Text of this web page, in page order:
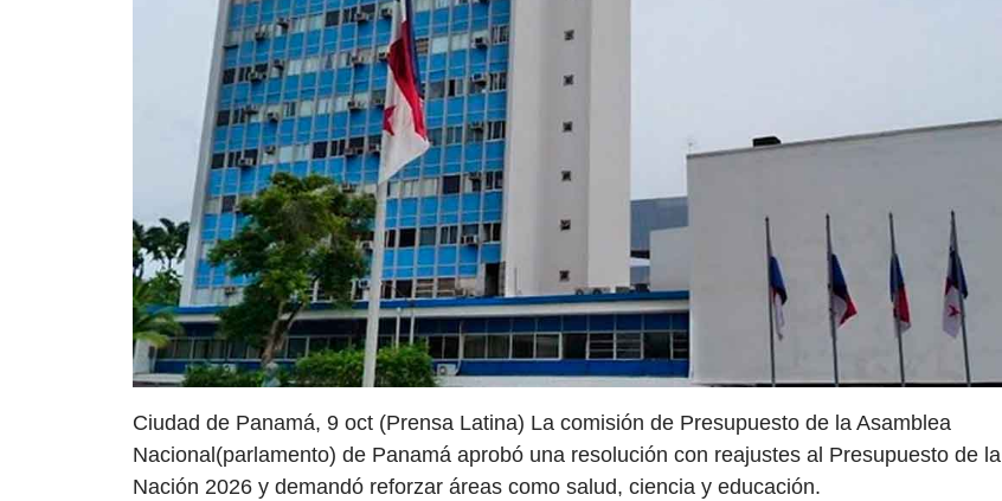
Ciudad de Panamá, 9 oct (Prensa Latina) La comisión de Presupuesto de la Asamblea
Nacional(parlamento) de Panamá aprobó una resolución con reajustes al Presupuesto de la
Nación 2026 y demandó reforzar áreas como salud, ciencia y educación.